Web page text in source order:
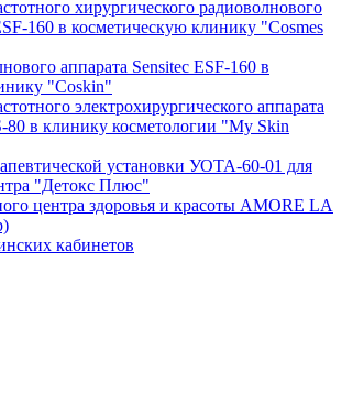
хирургического радиоволнового
160 в косметическую клинику "Cosmes
аппарата Sensitec ESF-160 в
"Coskin"
электрохирургического аппарата
в клинику косметологии "My Skin
установки УОТА-60-01 для
"Детокс Плюс"
центра здоровья и красоты AMORE LA
кабинетов